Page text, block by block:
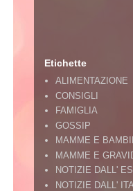
Etichette
ALIMENTAZIONE
CONSIGLI
FAMIGLIA
GOSSIP
MAMME E
MAMME E
NOTIZIE DALL'
NOTIZIE DALL'